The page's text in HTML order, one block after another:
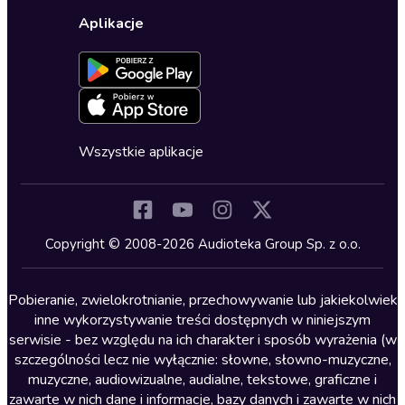
Dla młodzieży
Kryminały
Lektury szkolne
Literatura anglojęzyczna
Literatura faktu
Literatura obyczajowa
Literatura piękna obca
Ustawienia prywatności
Formularz zgłaszania nielegalnych treści
Deklaracja dostępności
Oferta dla firm i bibliotek
Dołącz do newslettera
Blog
Zapowiedzi
Cykle audiobooków
Aplikacje
Wszystkie aplikacje
Copyright © 2008-2026 Audioteka Group Sp. z o.o.
Pobieranie, zwielokrotnianie, przechowywanie lub jakiekolwiek
inne wykorzystywanie treści dostępnych w niniejszym
serwisie - bez względu na ich charakter i sposób wyrażenia (w
szczególności lecz nie wyłącznie: słowne, słowno-muzyczne,
muzyczne, audiowizualne, audialne, tekstowe, graficzne i
zawarte w nich dane i informacje, bazy danych i zawarte w nich